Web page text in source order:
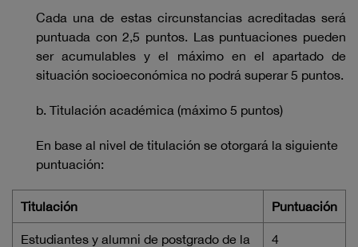
Cada una de estas circunstancias acreditadas será
puntuada con 2,5 puntos. Las puntuaciones pueden
ser acumulables y el máximo en el apartado de
situación socioeconómica no podrá superar 5 puntos.
b. Titulación académica (máximo 5 puntos)
En base al nivel de titulación se otorgará la siguiente
puntuación:
Titulación Puntuación
Estudiantes y alumni de postgrado de la
4